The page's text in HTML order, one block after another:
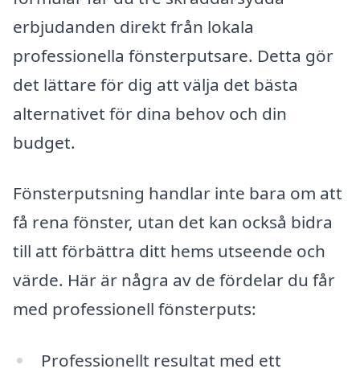
erbjudanden direkt från lokala
professionella fönsterputsare. Detta gör
det lättare för dig att välja det bästa
alternativet för dina behov och din
budget.
Fönsterputsning handlar inte bara om att
få rena fönster, utan det kan också bidra
till att förbättra ditt hems utseende och
värde. Här är några av de fördelar du får
med professionell fönsterputs:
Professionellt resultat med ett